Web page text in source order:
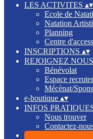
LES ACTIVITES ▴▾
Ecole de
Natation
Planning
Centre
INSCRIPTIONS ▴▾
REJOIGNEZ NOUS
Bénévolat
Espace
Mécènat/
e-boutique ▴▾
INFOS
Nous trouver
Contactez-